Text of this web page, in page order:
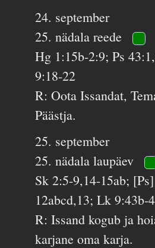
24. september
25. nädala reede
Hg 1:15b-2:9; Ps
9:18-22
R: Oota Issandat,
Päästja.
25. september
25. nädala laupäev
Sk 2:5-9,14-15ab;
12abcd,13; Lk 9:43b-
R: Issand kogub ja
karjane oma karja.